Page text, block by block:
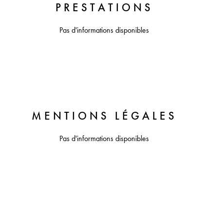
PRESTATIONS
Pas d'informations disponibles
MENTIONS LÉGALES
Pas d'informations disponibles